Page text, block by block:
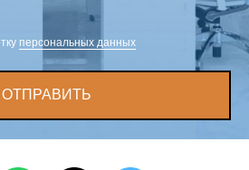
персональных данных
ОТПРАВИТЬ